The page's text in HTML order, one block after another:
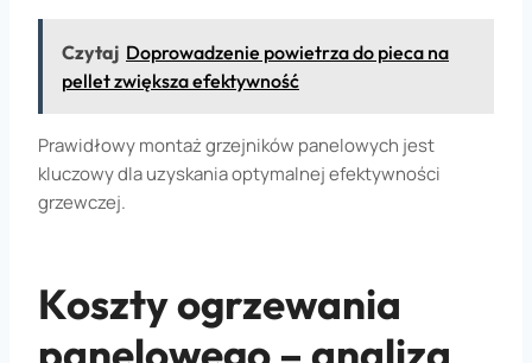
Czytaj Doprowadzenie powietrza do pieca na
pellet zwiększa efektywność
Prawidłowy montaż grzejników panelowych jest
kluczowy dla uzyskania optymalnej efektywności
grzewczej.
Koszty ogrzewania